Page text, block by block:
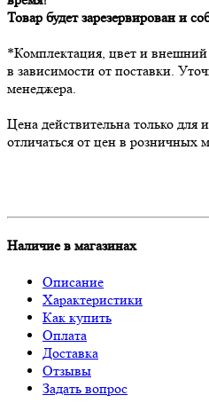
Товар будет зарезервирован и
*Комплектация, цвет и внешний
в зависимости от поставки.
менеджера.
Цена действительна только для
отличаться от цен в розничных
Наличие в магазинах
Описание
Характеристики
Как купить
Оплата
Доставка
Отзывы
Задать вопрос